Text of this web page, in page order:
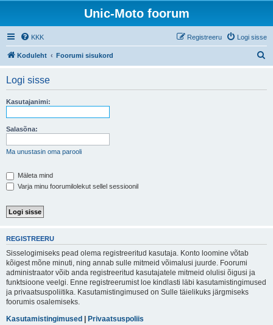
Unic-Moto foorum
KKK Logi sisse
Registreeru
Koduleht Foorumi sisukord
Logi sisse
Kasutajanimi:
Salasõna:
Ma unustasin oma parooli
Mäleta mind
Varja minu foorumilolekut sellel sessioonil
REGISTREERU
Sisselogimiseks pead olema registreeritud kasutaja. Konto loomine võtab
kõigest mõne minuti, ning annab sulle mitmeid võimalusi juurde. Foorumi
administraator võib anda registreeritud kasutajatele mitmeid olulisi õigusi ja
funktsioone veelgi. Enne registreerumist loe kindlasti läbi kasutamistingimused
ja privaatsuspoliitika. Kasutamistingimused on Sulle täielikuks järgmiseks
foorumis osalemiseks.
Kasutamistingimused | Privaatsuspoliis